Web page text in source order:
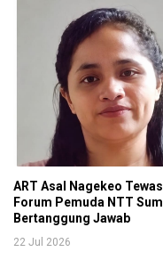
ART Asal Nagekeo
Forum Pemuda NTT
Bertanggung Jawab
22 Jul 2026